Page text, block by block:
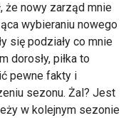
że nowy zarząd mnie
wybieraniu nowego
się podziały co mnie
dorosły, piłka to
pewne fakty i
sezonu. Żal? Jest
w kolejnym sezonie